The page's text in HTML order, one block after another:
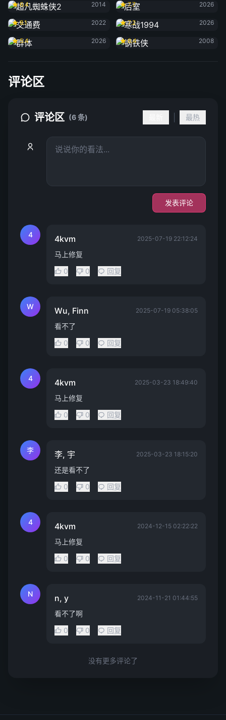
6.4
2014
7.7
2026
交通费
8.1
2022
寒战1994
7.2
2026
群体
5.4
2026
钢铁侠
8.4
2008
评论区
评论区 (6 条) 最热
发表评论
4 4kvm 2025-07-19 22:12:24
马上修复
0
0 回复
W Wu, Finn 2025-07-19 05:38:05
看不了
0
0 回复
4 4kvm 2025-03-23 18:49:40
马上修复
0
0 回复
李 李, 宇 2025-03-23 18:15:20
还是看不了
0
0 回复
4 4kvm 2024-12-15 02:22:22
马上修复
0
0 回复
N n, y 2024-11-21 01:44:55
看不了啊
0
0 回复
没有更多评论了